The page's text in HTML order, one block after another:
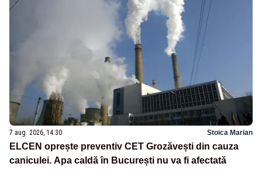
7 aug. 2026, 14:30 Stoica Marian
ELCEN oprește preventiv CET Grozăvești din cauza
caniculei. Apa caldă în București nu va fi afectată